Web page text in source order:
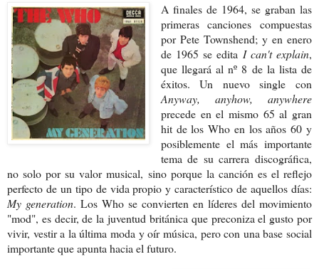
A finales de 1964, se graban las
primeras canciones compuestas
por Pete Townshend; y en enero
de 1965 se edita I can't explain,
que llegará al nº 8 de la lista de
éxitos. Un nuevo single con
Anyway, anyhow, anywhere
precede en el mismo 65 al gran
hit de los Who en los años 60 y
posiblemente el más importante
tema de su carrera discográfica,
no solo por su valor musical, sino porque la canción es el reflejo
perfecto de un tipo de vida propio y característico de aquellos días:
My generation. Los Who se convierten en líderes del movimiento
"mod", es decir, de la juventud británica que preconiza el gusto por
vivir, vestir a la última moda y oír música, pero con una base social
importante que apunta hacia el futuro.